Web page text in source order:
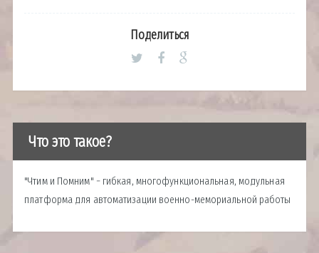
Поделиться
Что это такое?
"Чтим и Помним" − гибкая, многофункциональная, модульная
платформа для автоматизации военно-мемориальной работы